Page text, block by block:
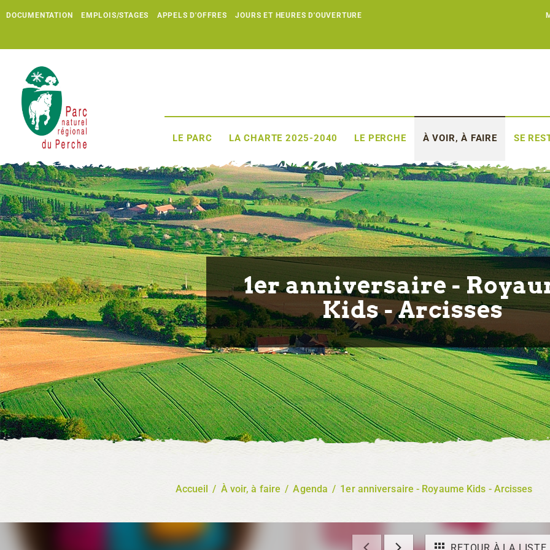
DOCUMENTATION EMPLOIS/STAGES APPELS D'OFFRES JOURS ET HEURES D'OUVERTURE
LE PARC LA CHARTE 2025-2040 LE PERCHE À VOIR, À FAIRE SE
1er anniversaire -
Kids - Arcisses
Accueil / À voir, à faire / Agenda / 1er anniversaire - Royaume Kids - Arcisses
RETOUR À LA LISTE